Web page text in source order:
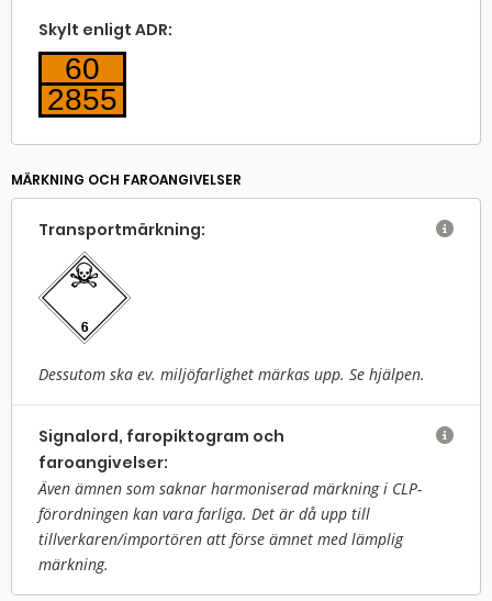
Skylt enligt ADR:
60
2855
MÄRKNING OCH FAROANGIVELSER
Transport­märkning:
Dessutom ska ev. miljöfarlighet märkas upp. Se hjälpen.

Signalord, faropiktogram och
faroangivelser:
Även ämnen som saknar harmoniserad märkning i CLP-
förordningen kan vara farliga. Det är då upp till
tillverkaren/importören att förse ämnet med lämplig
märkning.
